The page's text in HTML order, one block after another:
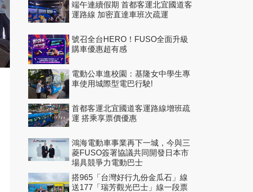
端午連續假期 首都客運北宜國道客
運路線 加密直達車班次疏運
號召全台HERO！FUSO全面升級
購車優惠超有感
電動公車進校園：基隆女中學生專
車使用城際型電巴行駛!
首都客運北宜國道客運路線增班疏
運 搭乘享票價優惠
鴻海電動車事業再下一城，今與三
菱FUSO簽署協議共同開發日本市
場具競爭力電動巴士
搭965「台灣好行九份金瓜石」線
送177「瑞芳觀光巴士」線一段票